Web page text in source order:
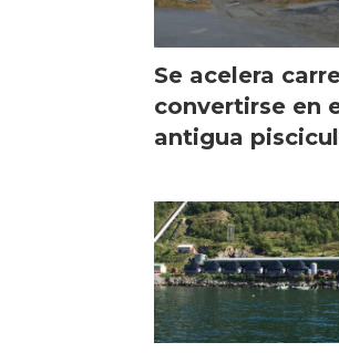
Se acelera
convertirse en
antigua